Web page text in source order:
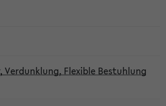
Verdunklung, Flexible Bestuhlung